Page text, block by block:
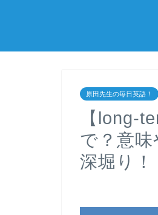
原田先生の毎日英語！
【long-
で？意
深堀り！